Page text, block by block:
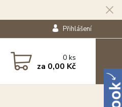
Přihlášení
0ks
za 0,00 Kč